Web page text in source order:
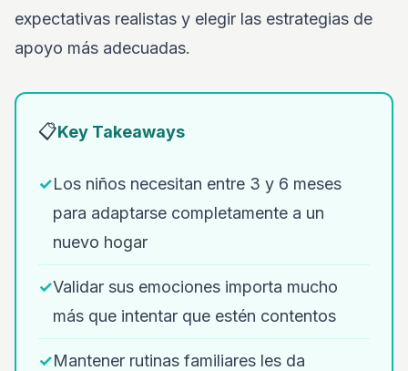
expectativas realistas y elegir las estrategias de
apoyo más adecuadas.
📋Key Takeaways
✓Los niños necesitan entre 3 y 6 meses
para adaptarse completamente a un
nuevo hogar
✓Validar sus emociones importa mucho
más que intentar que estén contentos
✓Mantener rutinas familiares les da